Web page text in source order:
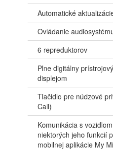
Automatické
Ovládanie
6 repreduktorov
Plne digitálny
displejom
Tlačidlo pre núdzové
Call)
Komunikácia s
niektorých jeho funkcií
mobilnej aplikácie My